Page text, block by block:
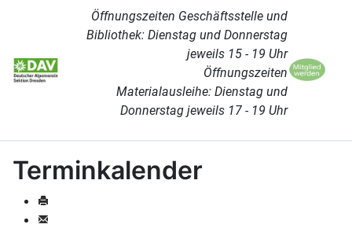
Öffnungszeiten Geschäftsstelle und
Bibliothek: Dienstag und Donnerstag
jeweils 15 - 19 Uhr
Öffnungszeiten
Materialausleihe: Dienstag und
Donnerstag jeweils 17 - 19 Uhr
Terminkalender